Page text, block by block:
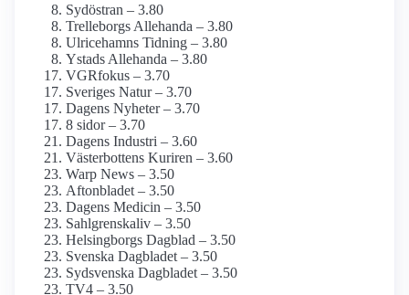
Sydöstran – 3.80
Trelleborgs Allehanda – 3.80
Ulricehamns Tidning – 3.80
Ystads Allehanda – 3.80
VGRfokus – 3.70
Sveriges Natur – 3.70
Dagens Nyheter – 3.70
8 sidor – 3.70
Dagens Industri – 3.60
Västerbottens Kuriren – 3.60
Warp News – 3.50
Aftonbladet – 3.50
Dagens Medicin – 3.50
Sahlgrenskaliv – 3.50
Helsingborgs Dagblad – 3.50
Svenska Dagbladet – 3.50
Sydsvenska Dagbladet – 3.50
TV4 – 3.50